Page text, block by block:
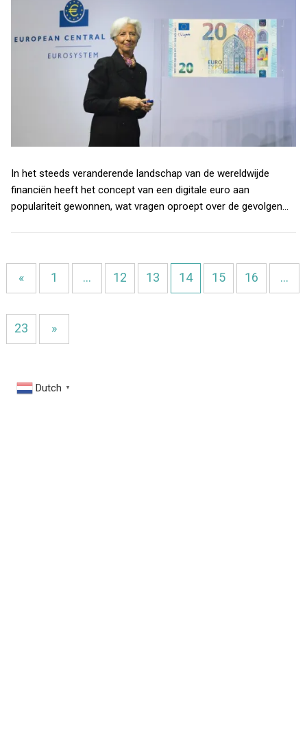
In het steeds veranderende landschap van de wereldwijde
financiën heeft het concept van een digitale euro aan
populariteit gewonnen, wat vragen oproept over de gevolgen…
« 1 … 12 13 14 15 16 …
23 »
Dutch ▼